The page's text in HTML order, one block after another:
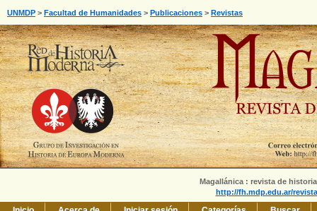
UNMDP > Facultad de Humanidades > Publicaciones > Revistas
Magallánica : revista de
http://fh.mdp.edu.ar/